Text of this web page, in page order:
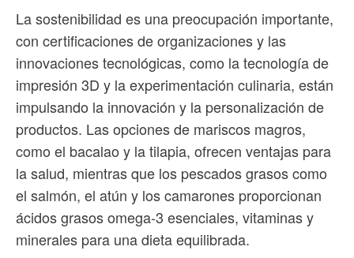
La sostenibilidad es una preocupación importante,
con certificaciones de organizaciones y las
innovaciones tecnológicas, como la tecnología de
impresión 3D y la experimentación culinaria, están
impulsando la innovación y la personalización de
productos. Las opciones de mariscos magros,
como el bacalao y la tilapia, ofrecen ventajas para
la salud, mientras que los pescados grasos como
el salmón, el atún y los camarones proporcionan
ácidos grasos omega-3 esenciales, vitaminas y
minerales para una dieta equilibrada.